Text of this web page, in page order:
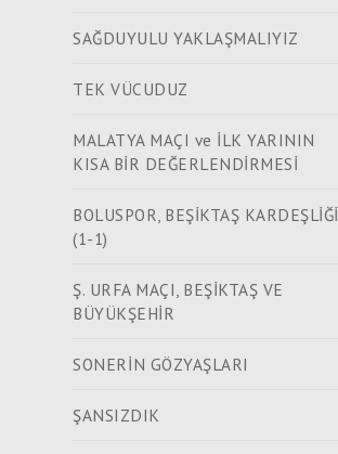
SAĞDUYULU YAKLAŞMALIYIZ
TEK VÜCUDUZ
MALATYA MAÇI ve İLK YARININ
KISA BİR DEĞERLENDİRMESİ
BOLUSPOR, BEŞİKTAŞ KARDEŞLİĞİ
(1-1)
Ş. URFA MAÇI, BEŞİKTAŞ VE
BÜYÜKŞEHİR
SONERİN GÖZYAŞLARI
ŞANSIZDIK